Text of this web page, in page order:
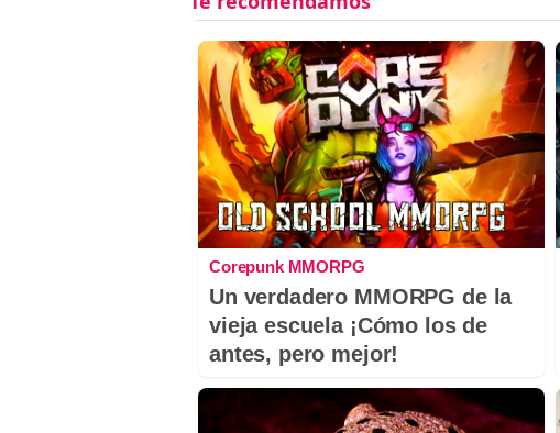
Corepunk MMORPG
Un verdadero MMORPG de la
vieja escuela ¡Cómo los de
antes, pero mejor!